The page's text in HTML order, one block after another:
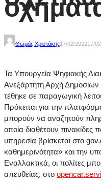
Θωμάς Χριστάκης17/02/202217/
Τα Υπουργεία Ψηφιακής
Ανεξάρτητη Αρχή
τέθηκε σε παραγωγική
Πρόκειται για την
μπορούν να αναζητούν
οποία διαθέτουν
υπηρεσία βρίσκεται στο
καθημερινότητα» και την
Εναλλακτικά, οι πολίτες
απευθείας, στο